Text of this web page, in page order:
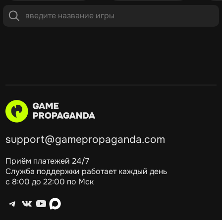
support@gamepropaganda.com
Приём платежей 24/7
Служба поддержки работает каждый день
с 8:00 до 22:00 по Мск
Telegram ВКонтакте YouTube max